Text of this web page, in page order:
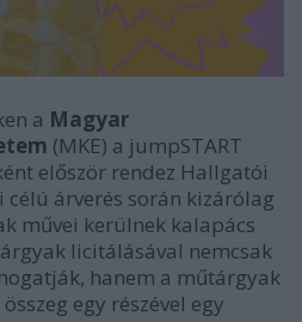
a Magyar
(MKE) a jumpSTART
először rendez Hallgatói
árverés során kizárólag
művei kerülnek kalapács
licitálásával nemcsak
hanem a műtárgyak
egy részével egy